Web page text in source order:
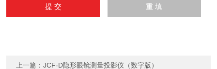
上一篇：JCF-D隐形眼镜测量投影仪（数字版）